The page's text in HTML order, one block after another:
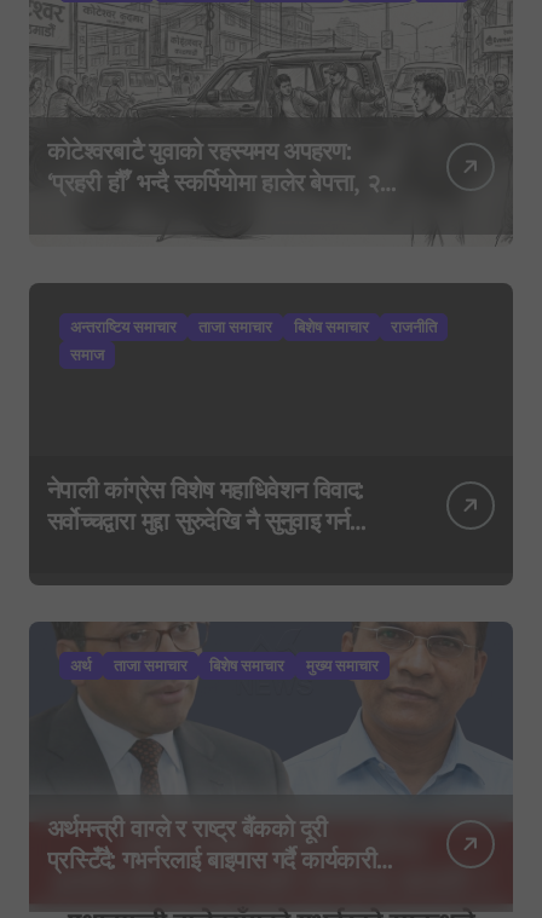
कोटेश्वरबाटै युवाको रहस्यमय अपहरण:
‘प्रहरी हौँ’ भन्दै स्कर्पियोमा हालेर बेपत्ता, २०
अन्तराष्टिय समाचार ताजा समाचार बिशेष समाचार
राजनीति
समाज
नेपाली कांग्रेस विशेष महाधिवेशन विवाद:
सर्वोच्चद्वारा मुद्दा सुरुदेखि नै सुनुवाइ गर्न
अर्थ ताजा समाचार बिशेष समाचार मुख्य समाचार
अर्थमन्त्री वाग्ले र राष्ट्र बैंकको दूरी
प्रस्टिँदै: गभर्नरलाई बाइपास गर्दै कार्यकारी